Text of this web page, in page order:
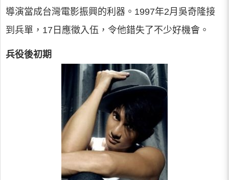
導演當成台灣電影振興的利器。1997年2月吳奇隆接
到兵單，17日應徵入伍，令他錯失了不少好機會。
兵役後初期